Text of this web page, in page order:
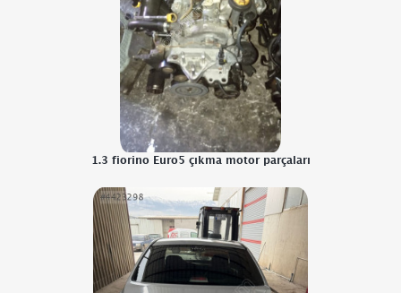
1.3 fiorino Euro5 çıkma motor parçaları